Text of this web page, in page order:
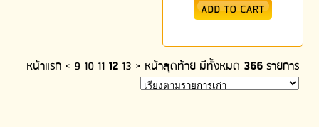
หน้าแรก < 9 10 11 12 13 > หน้าสุดท้าย มีทั้งหมด 366รายการ